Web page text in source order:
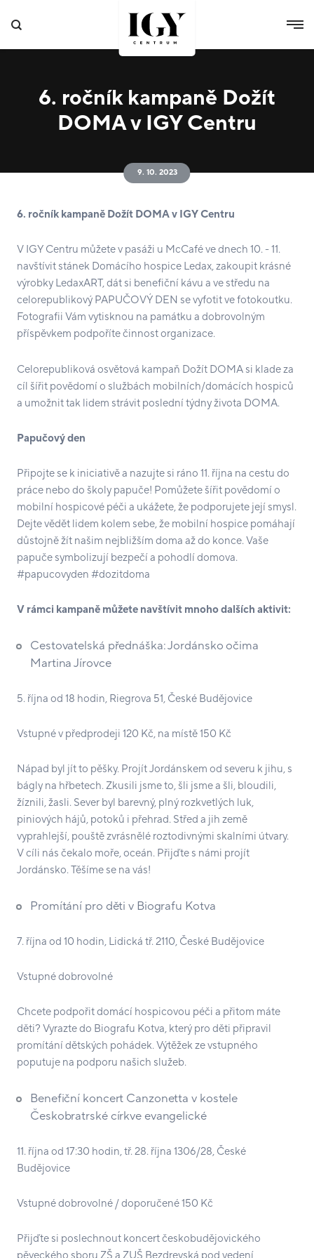
6. ročník kampaně Dožít
DOMA v IGY Centru
9. 10. 2023
6. ročník kampaně Dožít DOMA v IGY Centru
V IGY Centru můžete v pasáži u McCafé ve dnech 10. - 11.
navštívit stánek Domácího hospice Ledax, zakoupit krásné
výrobky LedaxART, dát si benefiční kávu a ve středu na
celorepublikový PAPUČOVÝ DEN se vyfotit ve fotokoutku.
Fotografii Vám vytisknou na památku a dobrovolným
příspěvkem podpoříte činnost organizace.
Celorepubliková osvětová kampaň Dožít DOMA si klade za
cíl šířit povědomí o službách mobilních/domácích hospiců
a umožnit tak lidem strávit poslední týdny života DOMA.
Papučový den
Připojte se k iniciativě a nazujte si ráno 11. října na cestu do
práce nebo do školy papuče! Pomůžete šířit povědomí o
mobilní hospicové péči a ukážete, že podporujete její smysl.
Dejte vědět lidem kolem sebe, že mobilní hospice pomáhají
důstojně žít našim nejbližším doma až do konce. Vaše
papuče symbolizují bezpečí a pohodlí domova.
#papucovyden #dozitdoma
V rámci kampaně můžete navštívit mnoho dalších aktivit:
Cestovatelská přednáška: Jordánsko očima
Martina Jírovce
5. října od 18 hodin, Riegrova 51, České Budějovice
Vstupné v předprodeji 120 Kč, na místě 150 Kč
Nápad byl jít to pěšky. Projít Jordánskem od severu k jihu, s
bágly na hřbetech. Zkusili jsme to, šli jsme a šli, bloudili,
žíznili, žasli. Sever byl barevný, plný rozkvetlých luk,
piniových hájů, potoků i přehrad. Střed a jih země
vyprahlejší, pouště zvrásnělé roztodivnými skalními útvary.
V cíli nás čekalo moře, oceán. Přijďte s námi projít
Jordánsko. Těšíme se na vás!
Promítání pro děti v Biografu Kotva
7. října od 10 hodin, Lidická tř. 2110, České Budějovice
Vstupné dobrovolné
Chcete podpořit domácí hospicovou péči a přitom máte
děti? Vyrazte do Biografu Kotva, který pro děti připravil
promítání dětských pohádek. Výtěžek ze vstupného
poputuje na podporu našich služeb.
Benefiční koncert Canzonetta v kostele
Českobratrské církve evangelické
11. října od 17:30 hodin, tř. 28. října 1306/28, České
Budějovice
Vstupné dobrovolné / doporučené 150 Kč
Přijďte si poslechnout koncert českobudějovického